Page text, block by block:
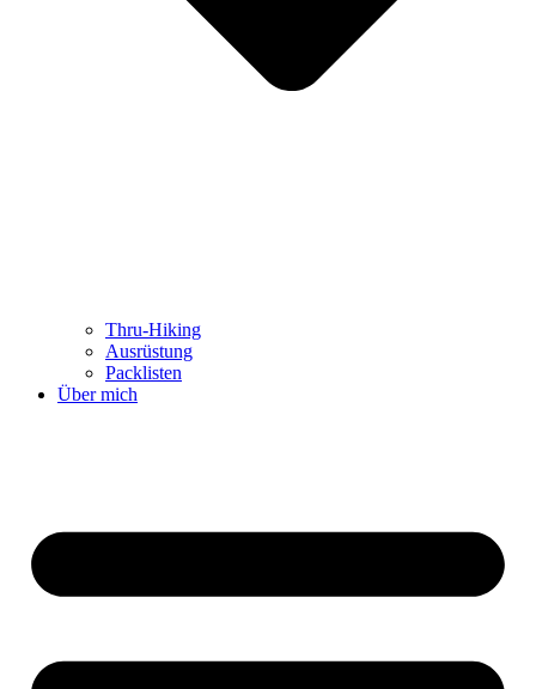
Thru-Hiking
Ausrüstung
Packlisten
Über mich